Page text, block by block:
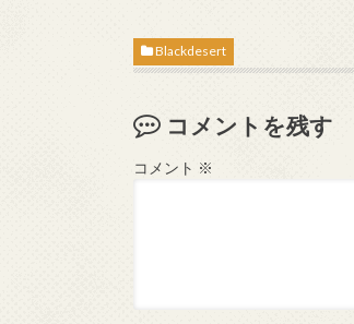
Blackdesert
コメントを残す
コメント ※